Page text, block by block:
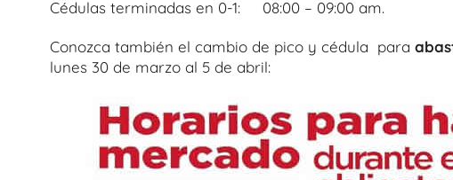
Cédulas terminadas en 0-1: 08:00 – 09:00 am.
Conozca también el cambio de pico y cédula para
lunes 30 de marzo al 5 de abril: